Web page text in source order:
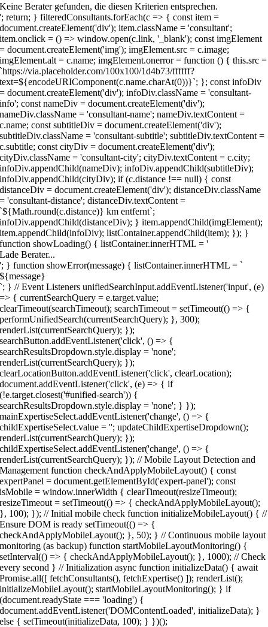
Keine Berater gefunden, die diesen Kriterien entsprechen.
'; return; } filteredConsultants.forEach(c => { const item =
document.createElement('div'); item.className = 'consultant';
item.onclick = () => window.open(c.link, '_blank'); const imgElement
= document.createElement('img'); imgElement.src = c.image;
imgElement.alt = c.name; imgElement.onerror = function () { this.src =
`https://via.placeholder.com/100x100/1d4b73/ffffff?
text=${encodeURIComponent(c.name.charAt(0))}`; }; const infoDiv
= document.createElement('div'); infoDiv.className = 'consultant-
info'; const nameDiv = document.createElement('div');
nameDiv.className = 'consultant-name'; nameDiv.textContent =
c.name; const subtitleDiv = document.createElement('div');
subtitleDiv.className = 'consultant-subtitle'; subtitleDiv.textContent =
c.subtitle; const cityDiv = document.createElement('div');
cityDiv.className = 'consultant-city'; cityDiv.textContent = c.city;
infoDiv.appendChild(nameDiv); infoDiv.appendChild(subtitleDiv);
infoDiv.appendChild(cityDiv); if (c.distance !== null) { const
distanceDiv = document.createElement('div'); distanceDiv.className
= 'consultant-distance'; distanceDiv.textContent =
`${Math.round(c.distance)} km entfernt`;
infoDiv.appendChild(distanceDiv); } item.appendChild(imgElement);
item.appendChild(infoDiv); listContainer.appendChild(item); }); }
function showLoading() { listContainer.innerHTML = '
Lade Berater...
'; } function showError(message) { listContainer.innerHTML = `
${message}
`; } // Event Listeners unifiedSearchInput.addEventListener('input', (e)
=> { currentSearchQuery = e.target.value;
clearTimeout(searchTimeout); searchTimeout = setTimeout(() => {
performUnifiedSearch(currentSearchQuery); }, 300);
renderList(currentSearchQuery); });
searchButton.addEventListener('click', () => {
searchResultsDropdown.style.display = 'none';
renderList(currentSearchQuery); });
clearLocationButton.addEventListener('click', clearLocation);
document.addEventListener('click', (e) => { if
(!e.target.closest('#unified-search')) {
searchResultsDropdown.style.display = 'none'; } });
mainExpertiseSelect.addEventListener('change', () => {
childExpertiseSelect.value = ''; updateChildExpertiseDropdown();
renderList(currentSearchQuery); });
childExpertiseSelect.addEventListener('change', () => {
renderList(currentSearchQuery); }); // Mobile Layout Detection and
Management function checkAndApplyMobileLayout() { const
expertPanel = document.getElementById('expert-panel'); const
isMobile = window.innerWidth { clearTimeout(resizeTimeout);
resizeTimeout = setTimeout(() => { checkAndApplyMobileLayout();
}, 100); }); // Initial mobile check function initializeMobileLayout() { //
Ensure DOM is ready setTimeout(() => {
checkAndApplyMobileLayout(); }, 50); } // Continuous mobile layout
monitoring (as backup) function startMobileLayoutMonitoring() {
setInterval(() => { checkAndApplyMobileLayout(); }, 1000); // Check
every second } // Initialization async function initializeData() { await
Promise.all([ fetchConsultants(), fetchExpertise() ]); renderList();
initializeMobileLayout(); startMobileLayoutMonitoring(); } if
(document.readyState === 'loading') {
document.addEventListener('DOMContentLoaded', initializeData); }
else { setTimeout(initializeData, 100); } })();